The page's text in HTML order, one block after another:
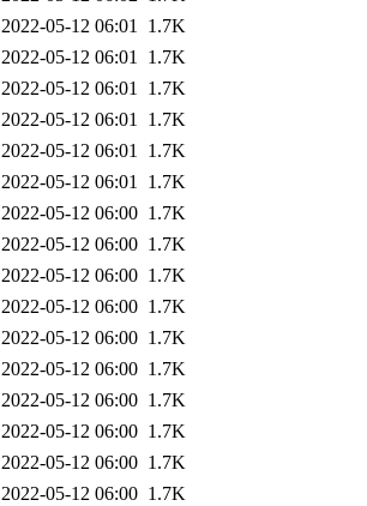
2022-05-12 06:01 1.7K
2022-05-12 06:01 1.7K
2022-05-12 06:01 1.7K
2022-05-12 06:01 1.7K
2022-05-12 06:01 1.7K
2022-05-12 06:01 1.7K
2022-05-12 06:00 1.7K
2022-05-12 06:00 1.7K
2022-05-12 06:00 1.7K
2022-05-12 06:00 1.7K
2022-05-12 06:00 1.7K
2022-05-12 06:00 1.7K
2022-05-12 06:00 1.7K
2022-05-12 06:00 1.7K
2022-05-12 06:00 1.7K
2022-05-12 06:00 1.7K